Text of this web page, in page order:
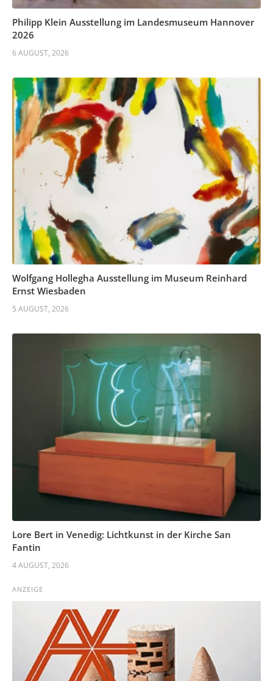
Philipp Klein Ausstellung im Landesmuseum Hannover
2026
6 AUGUST, 2026
Wolfgang Hollegha Ausstellung im Museum Reinhard
Ernst Wiesbaden
5 AUGUST, 2026
Lore Bert in Venedig: Lichtkunst in der Kirche San
Fantin
4 AUGUST, 2026
ANZEIGE